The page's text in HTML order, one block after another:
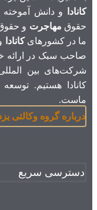
کانادا
و دانش
حقوق مهاجرت و
ما در کشورهایکانادا
صاحب سبک در ارائه
شرکت‌های بین
کانادا هستیم.
ماست.
درباره گروه وکالتی
دسترسی سریع